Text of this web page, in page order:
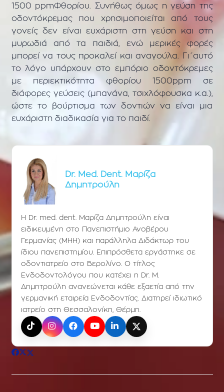
1500 ppmΦθορίου. Συνήθως όμως η γεύση της
οδοντόκρεμας που χρησιμοποιείται από τους
γονείς δεν είναι ευχάριστη στη γεύση και στη
μυρωδιά από τα παιδιά, ενώ μερικές φορές
μπορεί να τους προκαλεί και αναγούλα. Γι΄αυτό
το λόγο υπάρχουν στο εμπόριο οδοντόκρεμες
με περιεκτικότητα φθορίου 1500ppm σε
διάφορες γεύσεις (μπανάνα, τσιχλόφουσκα κ.α.),
ώστε το βούρτισμα των δοντιών να είναι μια
ευχάριστη διαδικασία για το παιδί.
Dr. Med. Dent. Μαρίζα
Δημητρούλη
Η Dr. med. dent. Μαρίζα Δημητρούλη είναι
ειδικευμένη στο Πανεπιστήμιο Ανοβέρου
Γερμανίας (ΜΗΗ) και παράλληλα Διδάκτωρ του
ίδιου πανεπιστημίου. Επιπρόσθετα εργάστηκε σε
οδοντιατρείο στο Βερολίνο. Ο τίτλος
Ενδοδοντολόγου που κατέχει η Dr. Μ.
Δημητρούλη ανανεώνεται κάθε εξαετία από την
γερμανική εταιρεία Ενδοδοντίας. Διατηρεί ιδιωτικό
ιατρείο στη Θεσσαλονίκη, Θέρμη.
TikTokInstagramFacebookYouTubeLinkedInX (Twitter)